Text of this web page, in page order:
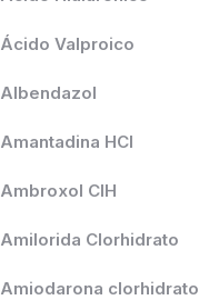
Ácido Valproico
Albendazol
Amantadina HCl
Ambroxol ClH
Amilorida Clorhidrato
Amiodarona clorhidrato